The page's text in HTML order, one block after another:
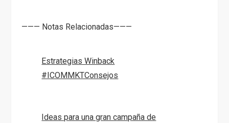
——— Notas Relacionadas———
Estrategias Winback
#ICOMMKTConsejos
Ideas para una gran campaña de